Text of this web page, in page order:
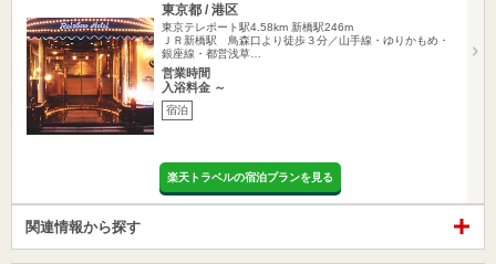
東京都 / 港区
東京テレポート駅4.58km 新橋駅246m
ＪＲ新橋駅 鳥森口より徒歩３分／山手線・ゆりかもめ・
銀座線・都営浅草…
営業時間
入浴料金 ～
宿泊
楽天トラベルの宿泊プランを見る
関連情報から探す